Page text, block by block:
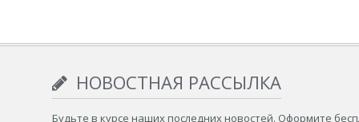
НОВОСТНАЯ РАССЫЛКА
Будьте в курсе наших последних новостей. Оформите